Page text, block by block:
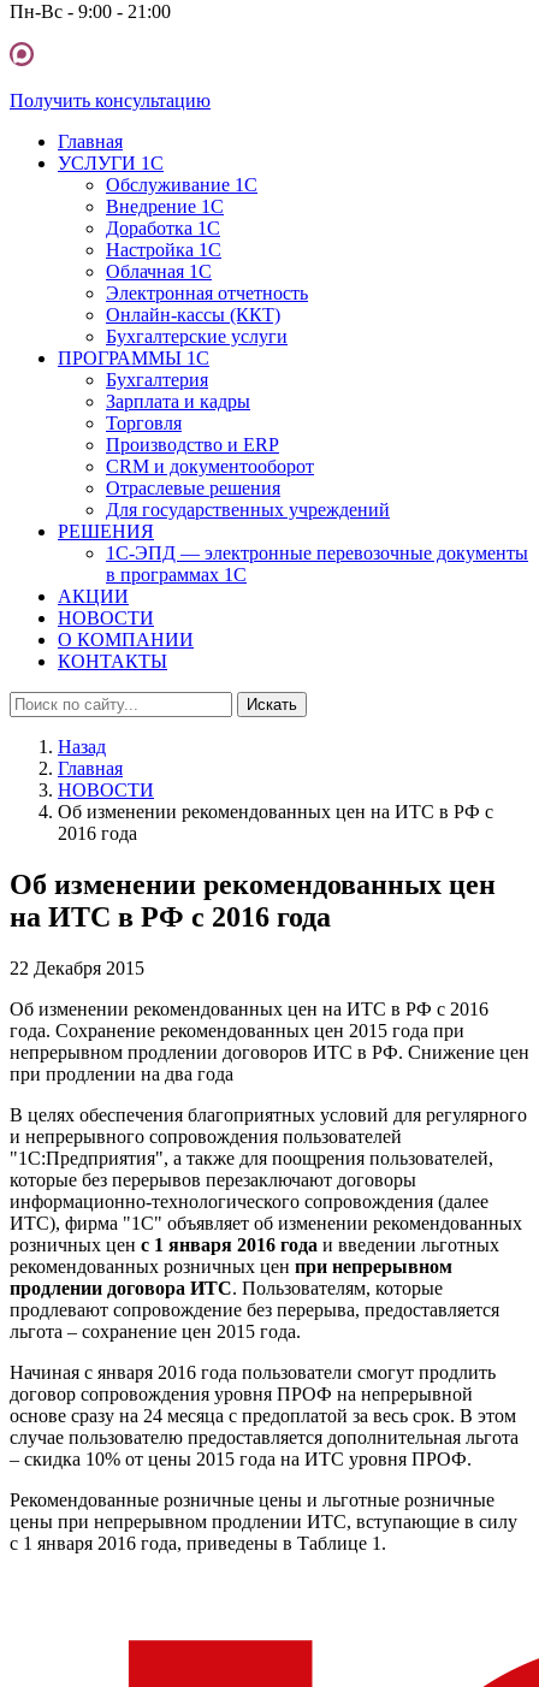
Пн-Вс - 9:00 - 21:00
Получить консультацию
Главная
УСЛУГИ 1С
Обслуживание 1С
Внедрение 1С
Доработка 1С
Настройка 1С
Облачная 1С
Электронная отчетность
Онлайн-кассы (ККТ)
Бухгалтерские услуги
ПРОГРАММЫ 1С
Бухгалтерия
Зарплата и кадры
Торговля
Производство и ERP
CRM и документооборот
Отраслевые решения
Для государственных учреждений
РЕШЕНИЯ
1С-ЭПД — электронные перевозочные документы
в программах 1С
АКЦИИ
НОВОСТИ
О КОМПАНИИ
КОНТАКТЫ
Искать
Назад
Главная
НОВОСТИ
Об изменении рекомендованных цен на ИТС в РФ с
2016 года
Об изменении рекомендованных цен
на ИТС в РФ с 2016 года
22 Декабря 2015
Об изменении рекомендованных цен на ИТС в РФ с 2016
года. Сохранение рекомендованных цен 2015 года при
непрерывном продлении договоров ИТС в РФ. Снижение цен
при продлении на два года
В целях обеспечения благоприятных условий для регулярного
и непрерывного сопровождения пользователей
"1С:Предприятия", а также для поощрения пользователей,
которые без перерывов перезаключают договоры
информационно-технологического сопровождения (далее
ИТС), фирма "1С" объявляет об изменении рекомендованных
розничных цен c 1 января 2016 года и введении льготных
рекомендованных розничных цен при непрерывном
продлении договора ИТС. Пользователям, которые
продлевают сопровождение без перерыва, предоставляется
льгота – сохранение цен 2015 года.
Начиная с января 2016 года пользователи смогут продлить
договор сопровождения уровня ПРОФ на непрерывной
основе сразу на 24 месяца с предоплатой за весь срок. В этом
случае пользователю предоставляется дополнительная льгота
– скидка 10% от цены 2015 года на ИТС уровня ПРОФ.
Рекомендованные розничные цены и льготные розничные
цены при непрерывном продлении ИТС, вступающие в силу
c 1 января 2016 года, приведены в Таблице 1.